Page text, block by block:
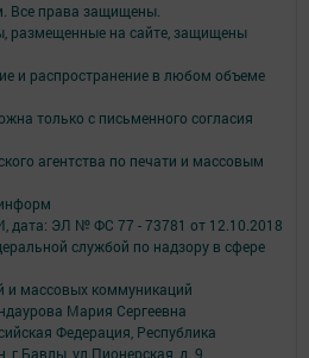
Все права защищены.
на сайте, защищены
и распространение в любом объеме
только с письменного согласия
агентства по печати и массовым
дата: ЭЛ № ФС 77 - 73781 от 12.10.2018
службой по надзору в сфере
и массовых коммуникаций
Мария Сергеевна
Федерация, Республика
г.Бавлы, ул.Пионерская, д. 9